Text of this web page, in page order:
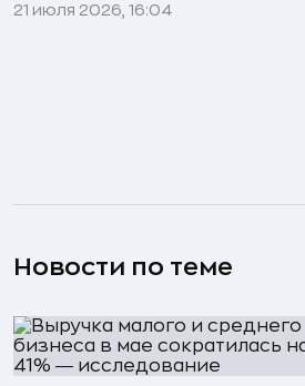
21 июля 2026, 16:04
Новости по теме